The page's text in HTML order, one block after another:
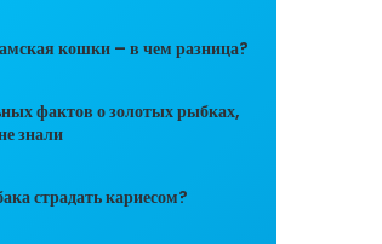
кошки – в чем разница?
фактов о золотых рыбках,
знали
страдать кариесом?